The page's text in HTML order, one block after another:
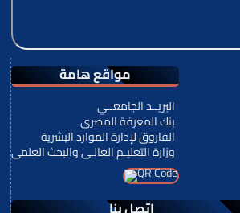
مواقع هامة
البريــد الجامعــي
بنك المعرفة المصرى
الفاروق لإدارة الموارد البشرية
وزارة التعليـم العالـى والبحث العلمى
اتصل بنا